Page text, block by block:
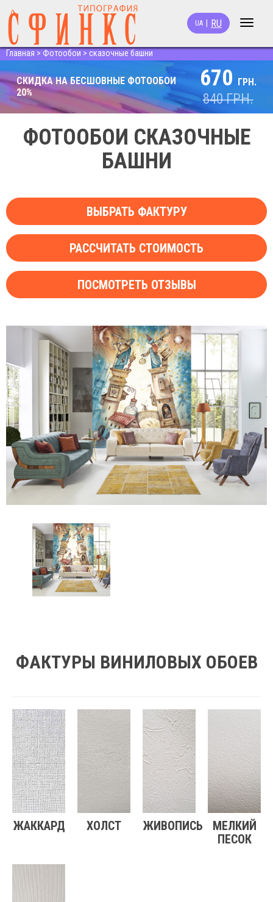
Toggle
UA RU
Главная > Фотообои > сказочные башни
СКИДКА НА БЕСШОВНЫЕ ФОТООБОИ
20%
670 ГРН.
840ГРН.
ФОТООБОИ СКАЗОЧНЫЕ
БАШНИ
ВЫБРАТЬ ФАКТУРУ
РАССЧИТАТЬ СТОИМОСТЬ
ПОСМОТРЕТЬ ОТЗЫВЫ
ФАКТУРЫ ВИНИЛОВЫХ ОБОЕВ
ЖАККАРД ХОЛСТ ЖИВОПИСЬ
МЕЛКИЙ
ПЕСОК